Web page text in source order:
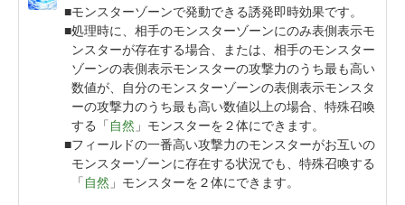
モンスターゾーンで発動できる誘発即時効果です。
処理時に、相手のモンスターゾーンにのみ表側表示モ
ンスターが存在する場合、または、相手のモンスター
ゾーンの表側表示モンスターの攻撃力のうち最も高い
数値が、自分のモンスターゾーンの表側表示モンスタ
ーの攻撃力のうち最も高い数値以上の場合、特殊召喚
する「自然 」モンスターを２体にできます。
フィールドの一番高い攻撃力のモンスターがお互いの
モンスターゾーンに存在する状況でも、特殊召喚する
「自然 」モンスターを２体にできます。